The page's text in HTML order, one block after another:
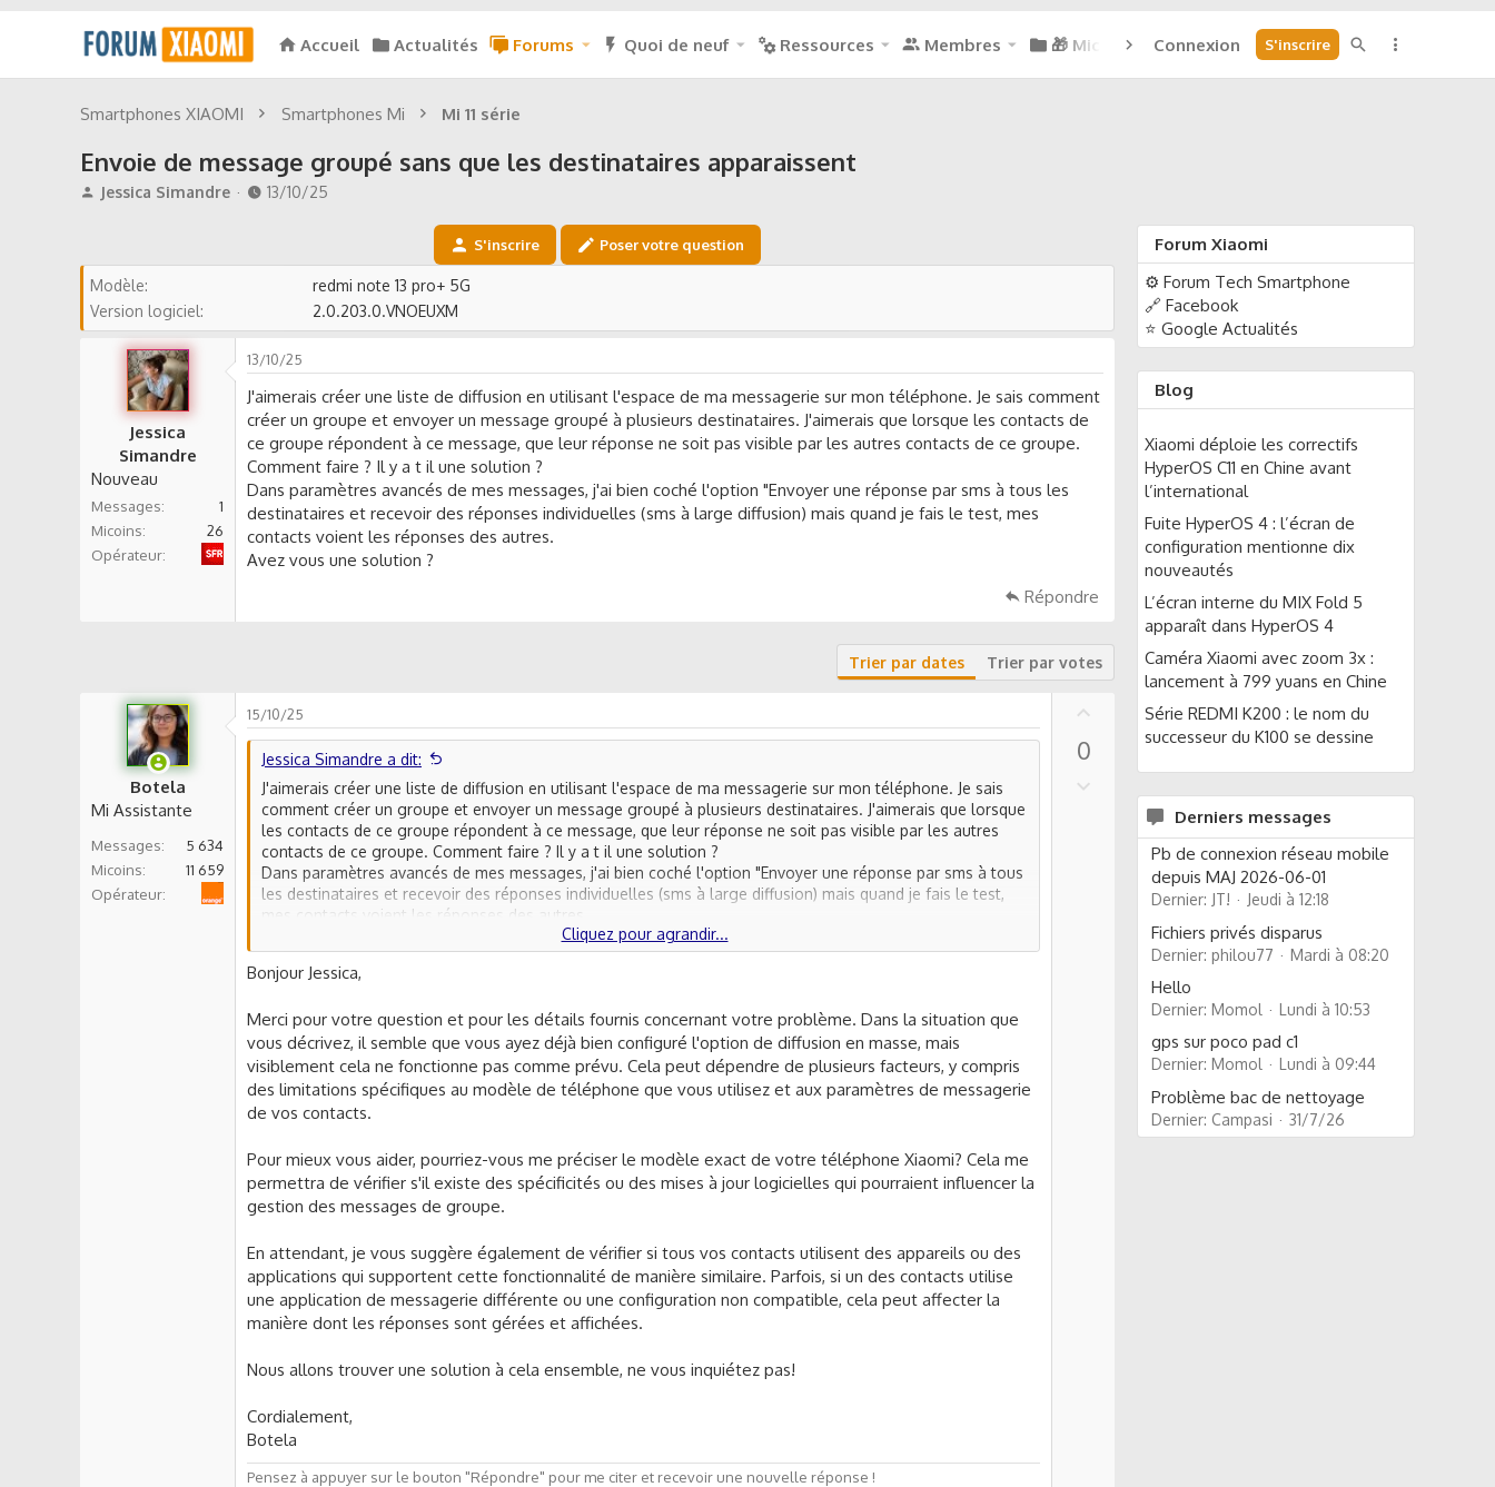
Accueil Actualités Forums Quoi de neuf Ressources Membres 🎁 Micoins : 0Connexion S'inscrire
Smartphones XIAOMI Smartphones Mi Mi 11 série
Envoie de message groupé sans que les destinataires apparaissent
A
u
r
d
u
s
s
i
Jessica Simandre
D
b
t
13/10/25
S'inscrire Poser votre question
Modèle
redmi note 13 pro+ 5G
Version logiciel
2.0.203.0.VNOEUXM
Jessica
Simandre
Nouveau
Messages
1
Micoins
26
Opérateur
13/10/25
J'aimerais créer une liste de diffusion en utilisant l'espace de ma messagerie sur mon téléphone. Je sais comment
créer un groupe et envoyer un message groupé à plusieurs destinataires. J'aimerais que lorsque les contacts de
ce groupe répondent à ce message, que leur réponse ne soit pas visible par les autres contacts de ce groupe.
Comment faire ? Il y a t il une solution ?
Dans paramètres avancés de mes messages, j'ai bien coché l'option "Envoyer une réponse par sms à tous les
destinataires et recevoir des réponses individuelles (sms à large diffusion) mais quand je fais le test, mes
contacts voient les réponses des autres.
Avez vous une solution ?
Répondre
Trier par dates Trier par votes
Botela
Mi Assistante
Messages
5 634
Micoins
11 659
Opérateur
15/10/25
Jessica Simandre a dit:
J'aimerais créer une liste de diffusion en utilisant l'espace de ma messagerie sur mon téléphone. Je sais
comment créer un groupe et envoyer un message groupé à plusieurs destinataires. J'aimerais que lorsque
les contacts de ce groupe répondent à ce message, que leur réponse ne soit pas visible par les autres
contacts de ce groupe. Comment faire ? Il y a t il une solution ?
Dans paramètres avancés de mes messages, j'ai bien coché l'option "Envoyer une réponse par sms à tous
les destinataires et recevoir des réponses individuelles (sms à large diffusion) mais quand je fais le test,
mes contacts voient les réponses des autres.
Cliquez pour agrandir...
Bonjour Jessica,
Merci pour votre question et pour les détails fournis concernant votre problème. Dans la situation que
vous décrivez, il semble que vous ayez déjà bien configuré l'option de diffusion en masse, mais
visiblement cela ne fonctionne pas comme prévu. Cela peut dépendre de plusieurs facteurs, y compris
des limitations spécifiques au modèle de téléphone que vous utilisez et aux paramètres de messagerie
de vos contacts.
Pour mieux vous aider, pourriez-vous me préciser le modèle exact de votre téléphone Xiaomi? Cela me
permettra de vérifier s'il existe des spécificités ou des mises à jour logicielles qui pourraient influencer la
gestion des messages de groupe.
En attendant, je vous suggère également de vérifier si tous vos contacts utilisent des appareils ou des
applications qui supportent cette fonctionnalité de manière similaire. Parfois, si un des contacts utilise
une application de messagerie différente ou une configuration non compatible, cela peut affecter la
manière dont les réponses sont gérées et affichées.
Nous allons trouver une solution à cela ensemble, ne vous inquiétez pas!
Cordialement,
Botela
Pensez à appuyer sur le bouton "Répondre" pour me citer et recevoir une nouvelle réponse !
0
Forum Xiaomi
⚙️ Forum Tech Smartphone
🔗 Facebook
⭐ Google Actualités
Blog
Xiaomi déploie les correctifs
HyperOS C11 en Chine avant
l’international
Fuite HyperOS 4 : l’écran de
configuration mentionne dix
nouveautés
L’écran interne du MIX Fold 5
apparaît dans HyperOS 4
Caméra Xiaomi avec zoom 3x :
lancement à 799 yuans en Chine
Série REDMI K200 : le nom du
successeur du K100 se dessine
Derniers messages
Pb de connexion réseau mobile
depuis MAJ 2026-06-01
Dernier: JT! Jeudi à 12:18
Fichiers privés disparus
Dernier: philou77 Mardi à 08:20
Hello
Dernier: Momol Lundi à 10:53
gps sur poco pad c1
Dernier: Momol Lundi à 09:44
Problème bac de nettoyage
Dernier: Campasi 31/7/26